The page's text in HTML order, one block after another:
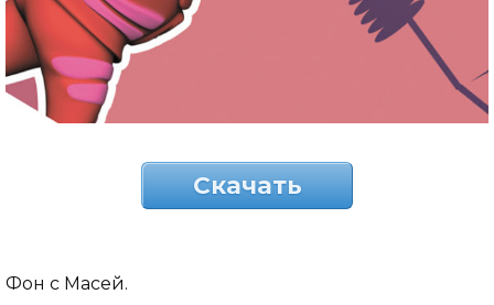
Скачать
Фон с Масей.